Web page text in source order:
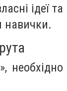
ідеї та
навички.
необхідно